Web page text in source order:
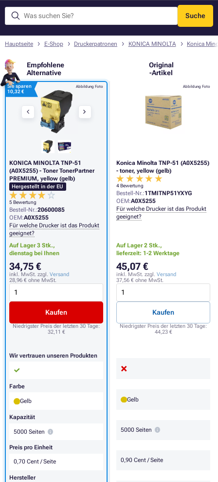
Suche
Menü
Hauptseite E-Shop Druckerpatronen KONICA MINOLTA Konica
Empfohlene
Alternative
Original
-Artikel
Abbildung Foto
Konica Minolta TNP-51 (A0X5255)
- toner, yellow (gelb)
4 Bewertung
Bestell-Nr.:1TMITNP51YXYG
OEM:A0X5255
Für welche Drucker ist das Produkt
geeignet?
Auf Lager 2 Stk.,
lieferzeit: 1-2 Werktage
45,07 €
inkl. MwSt. zzgl. Versand
37,56 € ohne MwSt.
Kaufen
Niedrigster Preis der letzten 30 Tage:
44,23 €
Gelb
5000 Seiten
0,90 Cent / Seite
Abbildung Foto
Sie sparen
10,32 €
KONICA MINOLTA TNP-51
(A0X5255) - Toner TonerPartner
PREMIUM, yellow (gelb)
Hergestellt in der EU
5 Bewertung
Bestell-Nr.:20600085
OEM:A0X5255
Für welche Drucker ist das Produkt
geeignet?
Auf Lager 3 Stk.,
dienstag bei Ihnen
34,75 €
inkl. MwSt. zzgl. Versand
28,96 € ohne MwSt.
Kaufen
Niedrigster Preis der letzten 30 Tage:
32,11 €
Wir vertrauen unseren Produkten
Farbe
Gelb
Kapazität
5000 Seiten
Preis pro Einheit
0,70 Cent / Seite
Hersteller